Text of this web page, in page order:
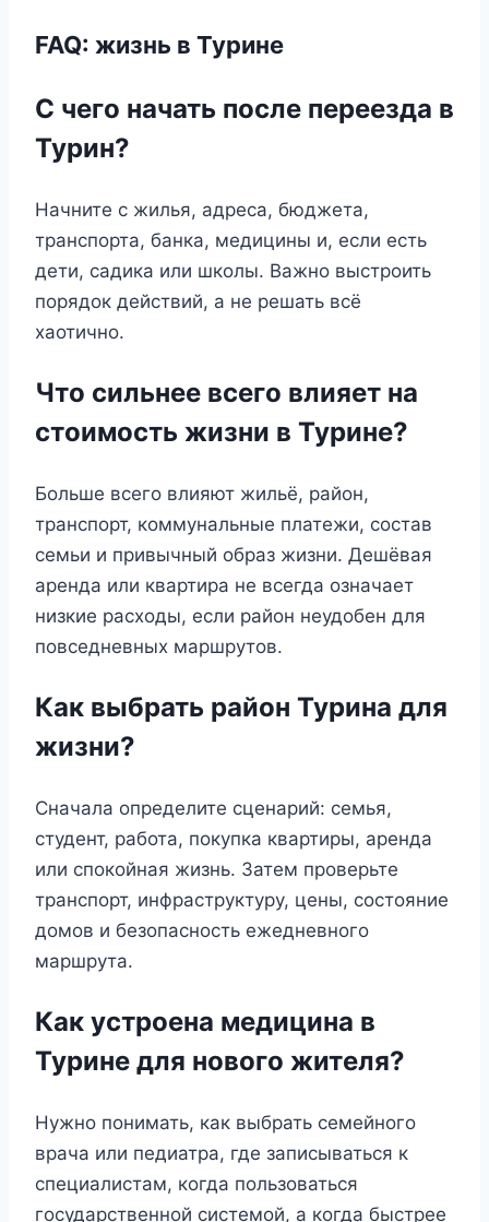
FAQ: жизнь в Турине
С чего начать после переезда в
Турин?
Начните с жилья, адреса, бюджета,
транспорта, банка, медицины и, если есть
дети, садика или школы. Важно выстроить
порядок действий, а не решать всё
хаотично.
Что сильнее всего влияет на
стоимость жизни в Турине?
Больше всего влияют жильё, район,
транспорт, коммунальные платежи, состав
семьи и привычный образ жизни. Дешёвая
аренда или квартира не всегда означает
низкие расходы, если район неудобен для
повседневных маршрутов.
Как выбрать район Турина для
жизни?
Сначала определите сценарий: семья,
студент, работа, покупка квартиры, аренда
или спокойная жизнь. Затем проверьте
транспорт, инфраструктуру, цены, состояние
домов и безопасность ежедневного
маршрута.
Как устроена медицина в
Турине для нового жителя?
Нужно понимать, как выбрать семейного
врача или педиатра, где записываться к
специалистам, когда пользоваться
государственной системой, а когда быстрее